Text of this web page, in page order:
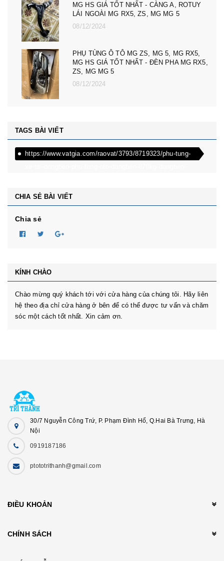
MG HS GIÁ TỐT NHẤT - CÀNG A, ROTUY
LÁI NGOÀI MG RX5, ZS, MG MG 5
08/12/2024
PHỤ TÙNG Ô TÔ MG ZS, MG 5, MG RX5,
MG HS GIÁ TỐT NHẤT - ĐÈN PHA MG RX5,
ZS, MG MG 5
08/12/2024
TAGS BÀI VIẾT
https://www.vatgia.com/raovat/3793/8719323/phu-tung-
CHIA SẺ BÀI VIẾT
Chia sẻ
KÍNH CHÀO
Chào mừng quý khách tới với cửa hàng của chúng tôi. Hãy liên
hệ theo địa chỉ cửa hàng ở bên để có thể được tư vấn và chăm
sóc một cách tốt nhất. Xin cảm ơn.
30/7 Nguyễn Công Trứ, P. Phạm Đình Hổ, Q.Hai Bà Trưng, Hà
Nội
0919187186
ptototrithanh@gmail.com
ĐIỀU KHOẢN
CHÍNH SÁCH